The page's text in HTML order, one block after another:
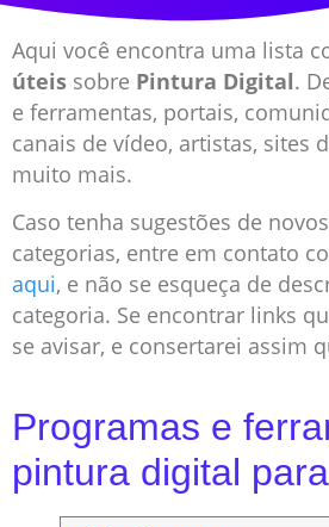
Aqui você encontra uma lista
úteis sobre Pintura Digital.
e ferramentas, portais,
canais de vídeo, artistas, sites
muito mais.
Caso tenha sugestões de
categorias, entre em contato
aqui, e não se esqueça de
categoria. Se encontrar links
se avisar, e consertarei assim
Programas e
pintura digital